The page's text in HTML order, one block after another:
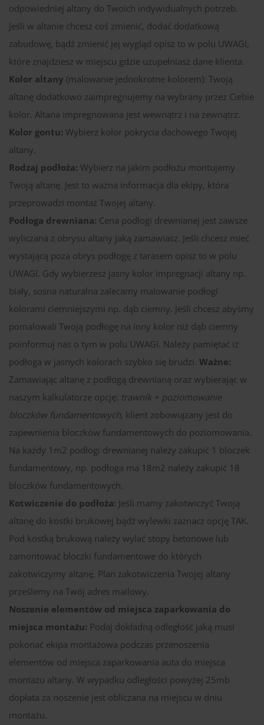
odpowiedniej altany do Twoich indywidualnych potrzeb.
Jeśli w altanie chcesz coś zmienić, dodać dodatkową
zabudowę, bądź zmienić jej wygląd opisz to w polu UWAGI,
które znajdziesz w miejscu gdzie uzupełniasz dane klienta.
Kolor altany (malowanie jednokrotne kolorem): Twoją
altanę dodatkowo zaimpregnujemy na wybrany przez Ciebie
kolor. Altana impregnowana jest wewnątrz i na zewnątrz.
Kolor gontu: Wybierz kolor pokrycia dachowego Twojej
altany.
Rodzaj podłoża: Wybierz na jakim podłożu montujemy
Twoją altanę. Jest to ważna informacja dla ekipy, która
przeprowadzi montaż Twojej altany.
Podłoga drewniana: Cena podłogi drewnianej jest zawsze
wyliczana z obrysu altany jaką zamawiasz. Jeśli chcesz mieć
wystającą poza obrys podłogę z tarasem opisz to w polu
UWAGI. Gdy wybierzesz jasny kolor impregnacji altany np.
biały, sosna naturalna zalecamy malowanie podłogi
kolorami ciemniejszymi np. dąb ciemny. Jeśli chcesz abyśmy
pomalowali Twoją podłogę na inny kolor niż dąb ciemny
poinformuj nas o tym w polu UWAGI. Należy pamiętać iż
podłoga w jasnych kolorach szybko się brudzi. Ważne:
Zamawiając altanę z podłogą drewnianą oraz wybierając w
naszym kalkulatorze opcję: trawnik + poziomowanie
bloczków fundamentowych, klient zobowiązany jest do
zapewnienia bloczków fundamentowych do poziomowania.
Na każdy 1m2 podłogi drewnianej należy zakupić 1 bloczek
fundamentowy, np. podłoga ma 18m2 należy zakupić 18
bloczków fundamentowych.
Kotwiczenie do podłoża: Jeśli mamy zakotwiczyć Twoją
altanę do kostki brukowej bądź wylewki zaznacz opcję TAK.
Pod kostką brukową należy wylać stopy betonowe lub
zamontować bloczki fundamentowe do których
zakotwiczymy altanę. Plan zakotwiczenia Twojej altany
prześlemy na Twój adres mailowy.
Noszenie elementów od miejsca zaparkowania do
miejsca montażu: Podaj dokładną odległość jaką musi
pokonać ekipa montażowa podczas przenoszenia
elementów od miejsca zaparkowania auta do miejsca
montażu altany. W wypadku odległości powyżej 25mb
dopłata za noszenie jest obliczana na miejscu w dniu
montażu.